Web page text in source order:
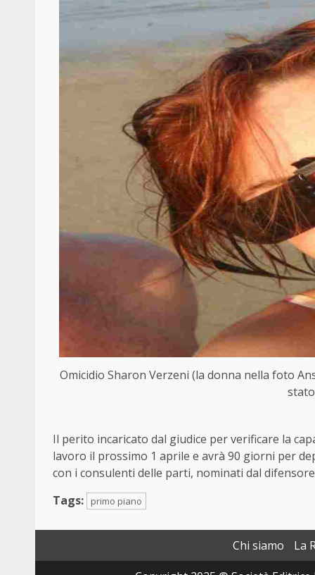
Omicidio Sharon Verzeni (la donna nella foto
Il perito incaricato dal giudice per verificare la
lavoro il prossimo 1 aprile e avrà 90 giorni per
con i consulenti delle parti, nominati dal
Tags:
primo piano
Chi siamo
La